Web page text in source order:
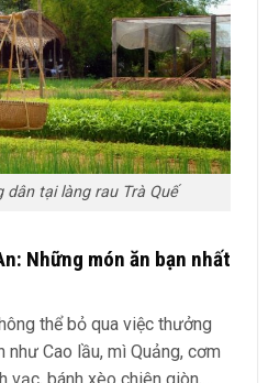
dân tại làng rau Trà Quế
Những món ăn bạn nhất
thể bỏ qua việc thưởng
Cao lầu, mì Quảng, cơm